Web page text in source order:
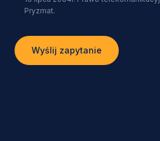
Pryzmat.
Wyślij zapytanie